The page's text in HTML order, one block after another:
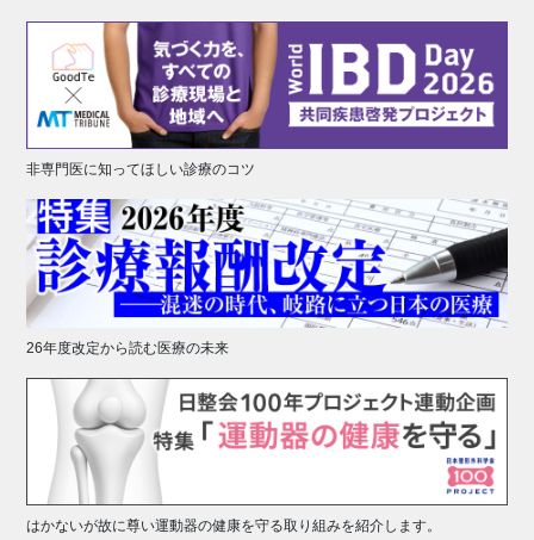
非専門医に知ってほしい診療のコツ
26年度改定から読む医療の未来
はかないが故に尊い運動器の健康を守る取り組みを紹介します。